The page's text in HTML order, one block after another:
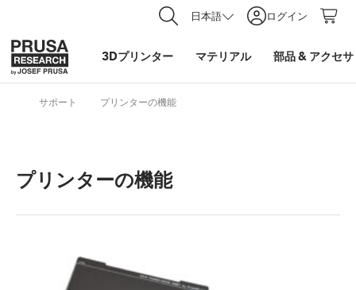
日本語 ログイン
3Dプリンター マテリアル 部品& アクセ
サポート プリンターの機能
プリンターの機能